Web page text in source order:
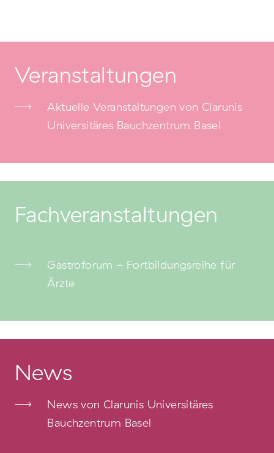
Veranstaltungen
Aktuelle Veranstaltungen von Clarunis
Universitäres Bauchzentrum Basel
Fachveranstaltungen
Gastroforum - Fortbildungsreihe für
Ärzte
News
News von Clarunis Universitäres
Bauchzentrum Basel